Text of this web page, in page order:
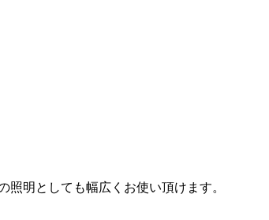
明としても幅広くお使い頂けます。